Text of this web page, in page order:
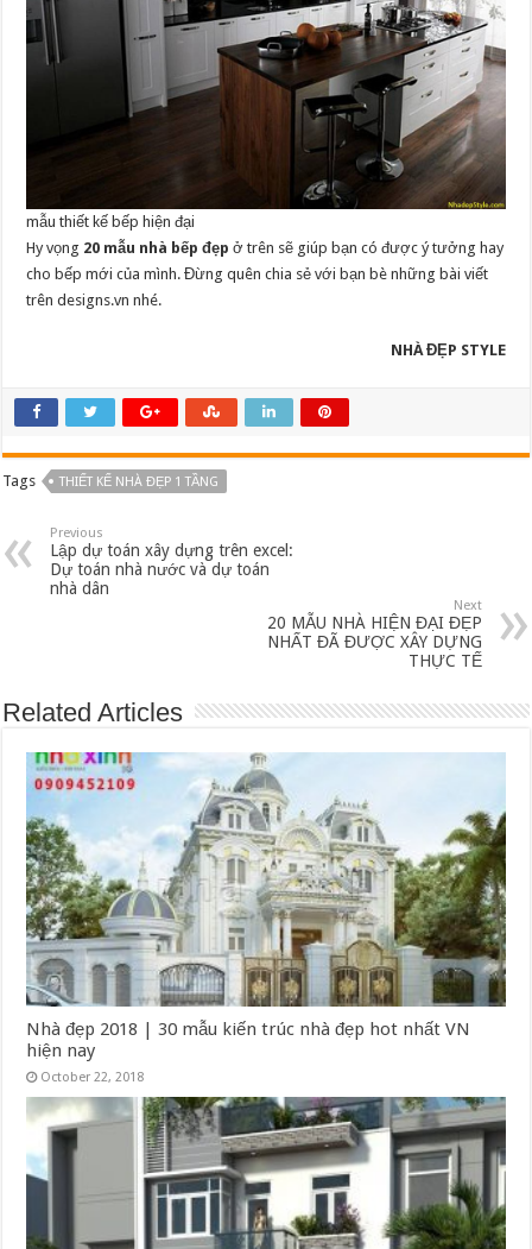
mẫu thiết kế bếp hiện đại
Hy vọng 20 mẫu nhà bếp đẹp ở trên sẽ giúp bạn có được ý tưởng hay
cho bếp mới của mình. Đừng quên chia sẻ với bạn bè những bài viết
trên designs.vn nhé.
NHÀ ĐẸP STYLE
Tags THIẾT KẾ NHÀ ĐẸP 1 TẦNG
Previous
Lập dự toán xây dựng trên excel:
Dự toán nhà nước và dự toán
nhà dân
Next
20 MẪU NHÀ HIỆN ĐẠI ĐẸP
NHẤT ĐÃ ĐƯỢC XÂY DỰNG
THỰC TẾ
Related Articles
Nhà đẹp 2018 | 30 mẫu kiến trúc nhà đẹp hot nhất VN
hiện nay
October 22, 2018